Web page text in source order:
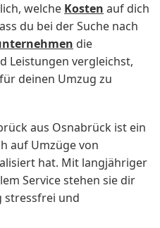
welche Kosten auf dich
du bei der Suche nach
die
Leistungen vergleichst,
deinen Umzug zu
aus Osnabrück ist ein
auf Umzüge von
hat. Mit langjähriger
Service stehen sie dir
stressfrei und